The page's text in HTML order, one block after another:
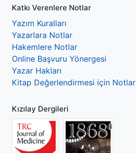
Katkı Verenlere Notlar
Yazım Kuralları
Yazarlara Notlar
Hakemlere Notlar
Online Başvuru Yönergesi
Yazar Hakları
Kitap Değerlendirmesi için Notlar
Kızılay Dergileri